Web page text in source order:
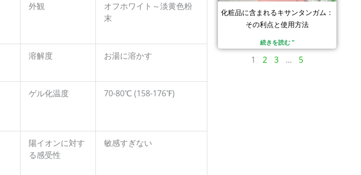
外観
オフホワイト～淡黄色粉
末
溶解度 お湯に溶かす
ゲル化温度 70-80℃ (158-176℉)
陽イオンに対す
る感受性
敏感すぎない
化粧品に含まれるキサンタンガム：
その利点と使用方法
続きを読む "
1 2 3 ... 5